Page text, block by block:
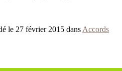
le 27 février 2015 dans Accords